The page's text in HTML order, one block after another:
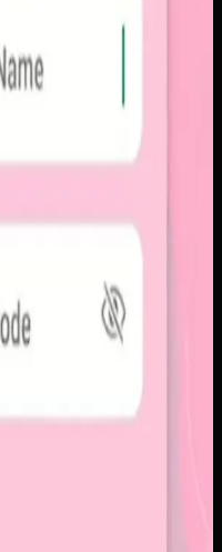
alur berbagi yang
momen yang tersusun
visual yang
feed publik.